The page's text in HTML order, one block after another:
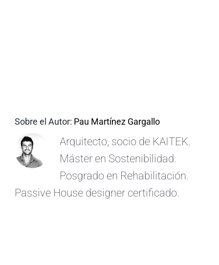
Sobre el Autor: Pau Martínez Gargallo
Arquitecto, socio de KAITEK.
Máster en Sostenibilidad.
Posgrado en Rehabilitación.
Passive House designer certificado.